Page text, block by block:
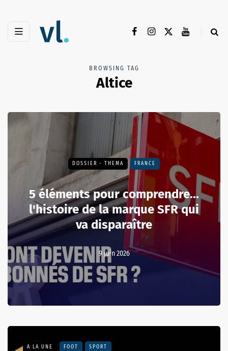
BROWSING TAG
Altice
DOSSIER - THEMA FRANCE
5 éléments pour comprendre...
l'histoire de la marque SFR qui
va disparaître
9 juin 2026
A LA UNE FOOT SPORT